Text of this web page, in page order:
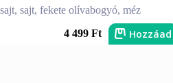
sajt, fekete olívabogyó, méz
4 499 Ft Hozzáad